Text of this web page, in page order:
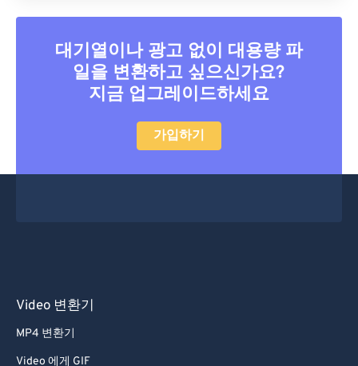
대기열이나 광고 없이 대용량 파
일을 변환하고 싶으신가요?
지금 업그레이드하세요
가입하기
Video 변환기
MP4 변환기
Video 에게 GIF